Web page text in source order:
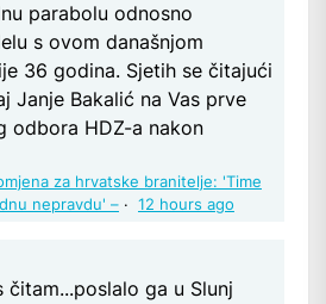
parabolu odnosno
s ovom današnjom
36 godina. Sjetih se čitajući
Janje Bakalić na Vas prve
odbora HDZ-a nakon
za hrvatske branitelje: 'Time
nepravdu' – · 12 hours ago
čitam...poslalo ga u Slunj